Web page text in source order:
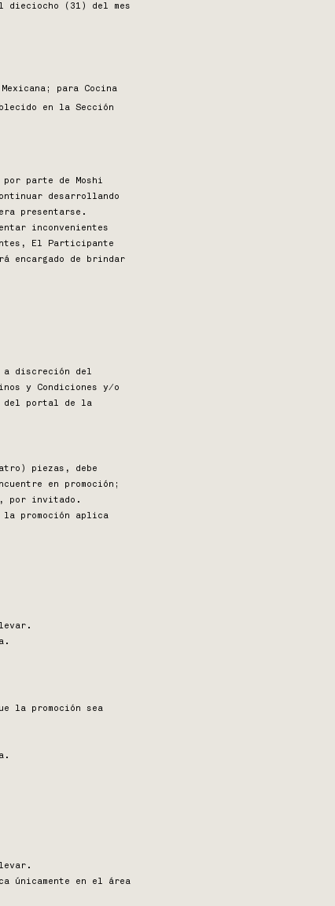
dieciocho (31) del mes
para Cocina
en la Sección
parte de Moshi
desarrollando
presentarse.
inconvenientes
El Participante
encargado de brindar
a discreción del
y Condiciones y/o
del portal de la
piezas, debe
en promoción;
por invitado.
la promoción aplica
la promoción sea
únicamente en el área